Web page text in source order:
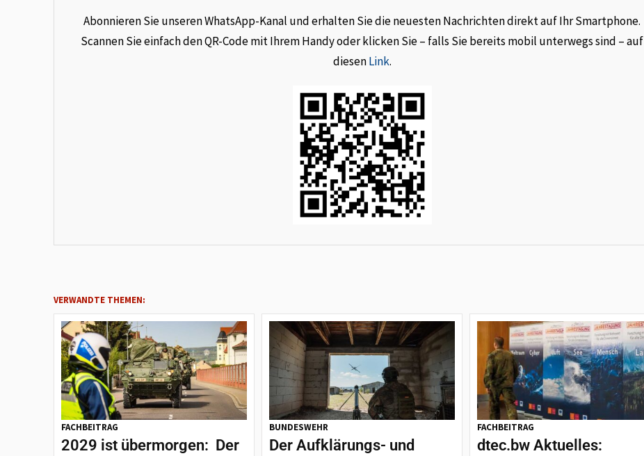
Abonnieren Sie unseren WhatsApp-Kanal und erhalten Sie die neuesten Nachrichten direkt auf Ihr Smartphone.
Scannen Sie einfach den QR-Code mit Ihrem Handy oder klicken Sie – falls Sie bereits mobil unterwegs sind – auf
diesenLink.
VERWANDTE THEMEN:
FACHBEITRAG
2029 ist übermorgen: Der
BUNDESWEHR
Der Aufklärungs- und
FACHBEITRAG
dtec.bw Aktuelles: